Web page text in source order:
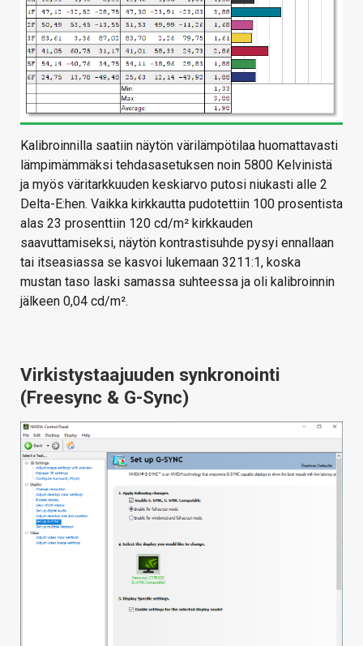
Kalibroinnilla saatiin näytön värilämpötilaa huomattavasti
lämpimämmäksi tehdasasetuksen noin 5800 Kelvinistä
ja myös väritarkkuuden keskiarvo putosi niukasti alle 2
Delta-E:hen. Vaikka kirkkautta pudotettiin 100 prosentista
alas 23 prosenttiin 120 cd/m² kirkkauden
saavuttamiseksi, näytön kontrastisuhde pysyi ennallaan
tai itseasiassa se kasvoi lukemaan 3211:1, koska
mustan taso laski samassa suhteessa ja oli kalibroinnin
jälkeen 0,04 cd/m².
Virkistystaajuuden synkronointi
(Freesync & G-Sync)